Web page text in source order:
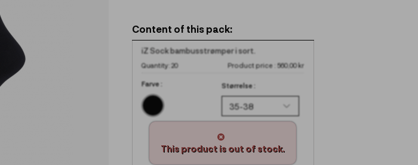
Content of this pack:
iZ Sock bambusstrømper i sort.
Quantity: 20 Product price : 560,00 kr
Farve : Størrelse :
This product is out of stock.